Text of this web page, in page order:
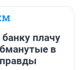
плачу
в